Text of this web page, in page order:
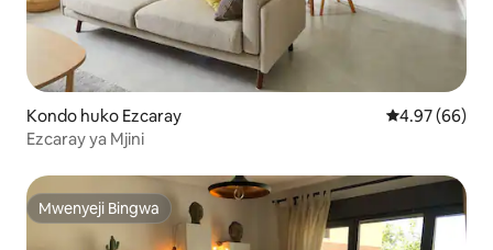
Kondo huko Ezcaray Ukadiriaji wa
4.97 (66)
Ezcaray ya Mjini
Mwenyeji Bingwa
Mwenyeji Bingwa